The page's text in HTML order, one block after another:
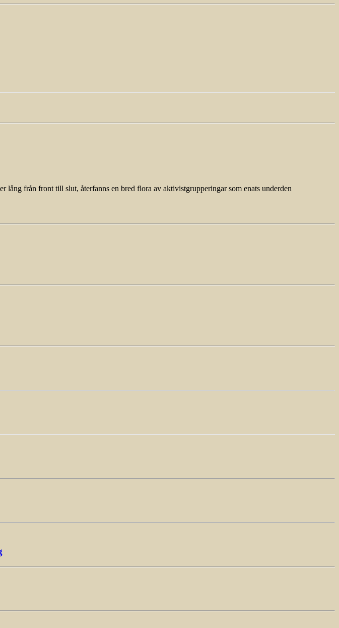
lång från front till slut, återfanns en bred flora av aktivistgrupperingar som enats underden